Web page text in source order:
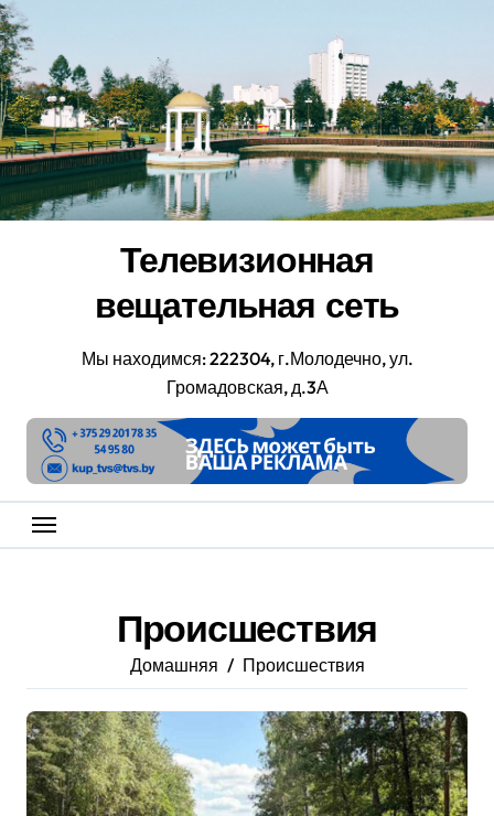
Перейти
к
содержанию
Телевизионная
вещательная сеть
Мы находимся: 222304, г.Молодечно, ул.
Громадовская, д.3А
Происшествия
Домашняя Происшествия